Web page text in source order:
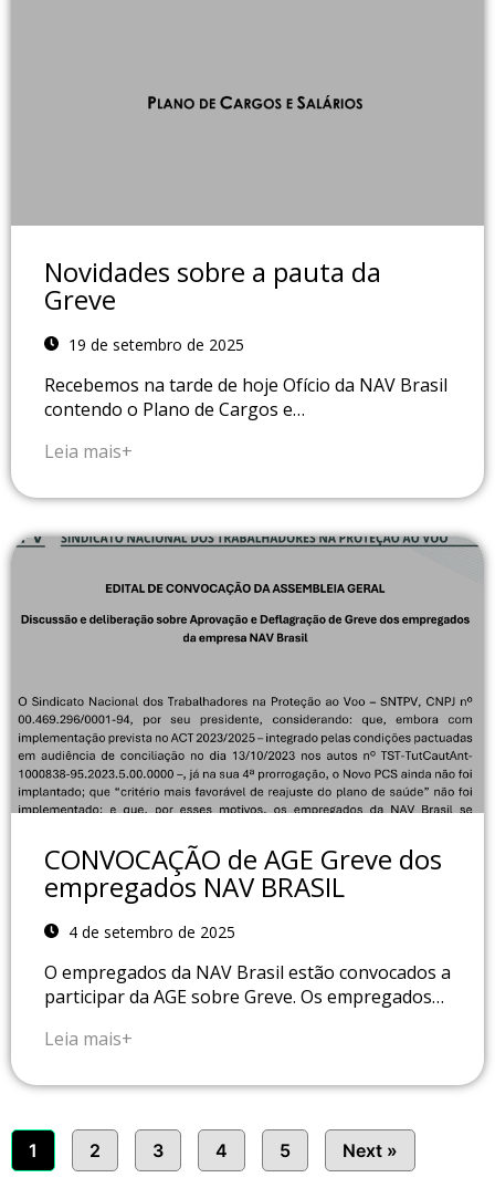
Novidades sobre a pauta da
Greve
19 de setembro de 2025
Recebemos na tarde de hoje Ofício da NAV Brasil
contendo o Plano de Cargos e…
Leia mais+
CONVOCAÇÃO de AGE Greve dos
empregados NAV BRASIL
4 de setembro de 2025
O empregados da NAV Brasil estão convocados a
participar da AGE sobre Greve. Os empregados…
Leia mais+
1 2 3 4 5 Next »